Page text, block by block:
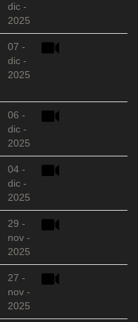
dic -
2025
07 -
dic -
2025
06 -
dic -
2025
04 -
dic -
2025
29 -
nov -
2025
27 -
nov -
2025